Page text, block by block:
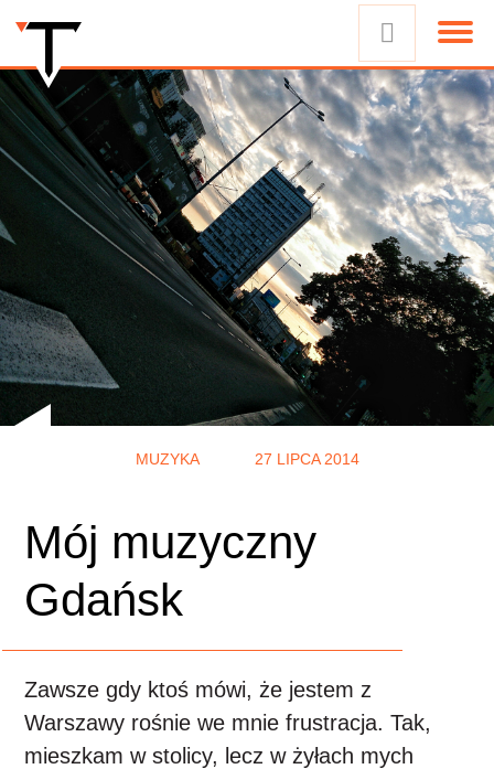
MUZYKA 27 LIPCA 2014
Mój muzyczny
Gdańsk
Zawsze gdy ktoś mówi, że jestem z
Warszawy rośnie we mnie frustracja. Tak,
mieszkam w stolicy, lecz w żyłach mych